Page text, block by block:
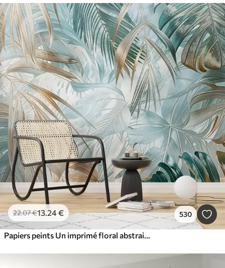
22.07€13.24€ 530
Papiers peints Un imprimé floral abstrait tropical avec de grandes feuilles de palmier dans des tons bleus et beiges crée une atmosphère luxuriante